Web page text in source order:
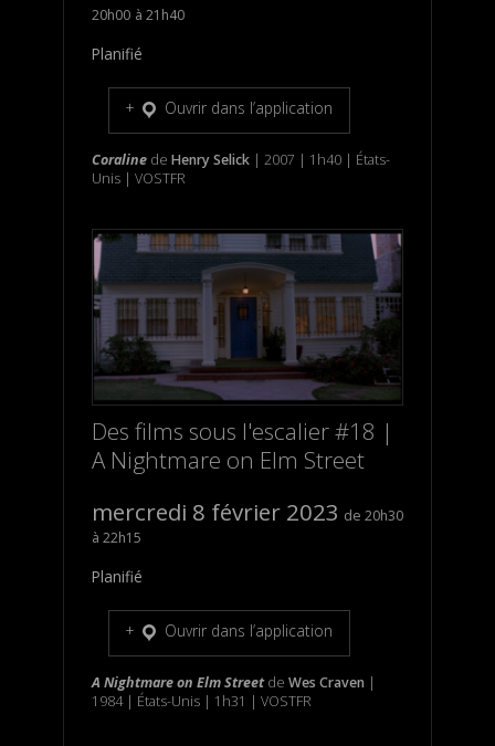
20h00 21h40
Planifié
Ouvrir dans l’application
Coralinede Henry Selick
| 2007 | 1h40 | États-
Unis | VOSTFR
Des films sous l'escalier #18 |
A Nightmare on Elm Street
mercredi 8 février 2023
20h30
22h15
Planifié
Ouvrir dans l’application
A Nightmare on Elm Streetde Wes Craven |
1984 | États-Unis | 1h31 | VOSTFR